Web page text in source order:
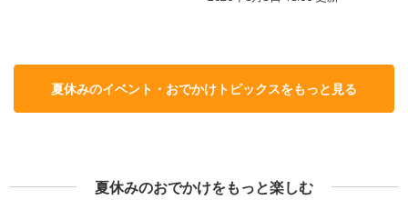
夏休みのイベント・おでかけトピックスをもっと見る
夏休みのおでかけをもっと楽しむ